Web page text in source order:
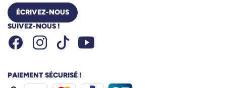
ÉCRIVEZ-NOUS
SUIVEZ-NOUS !
FacebookInstagramTiktok Youtube
PAIEMENT SÉCURISÉ !